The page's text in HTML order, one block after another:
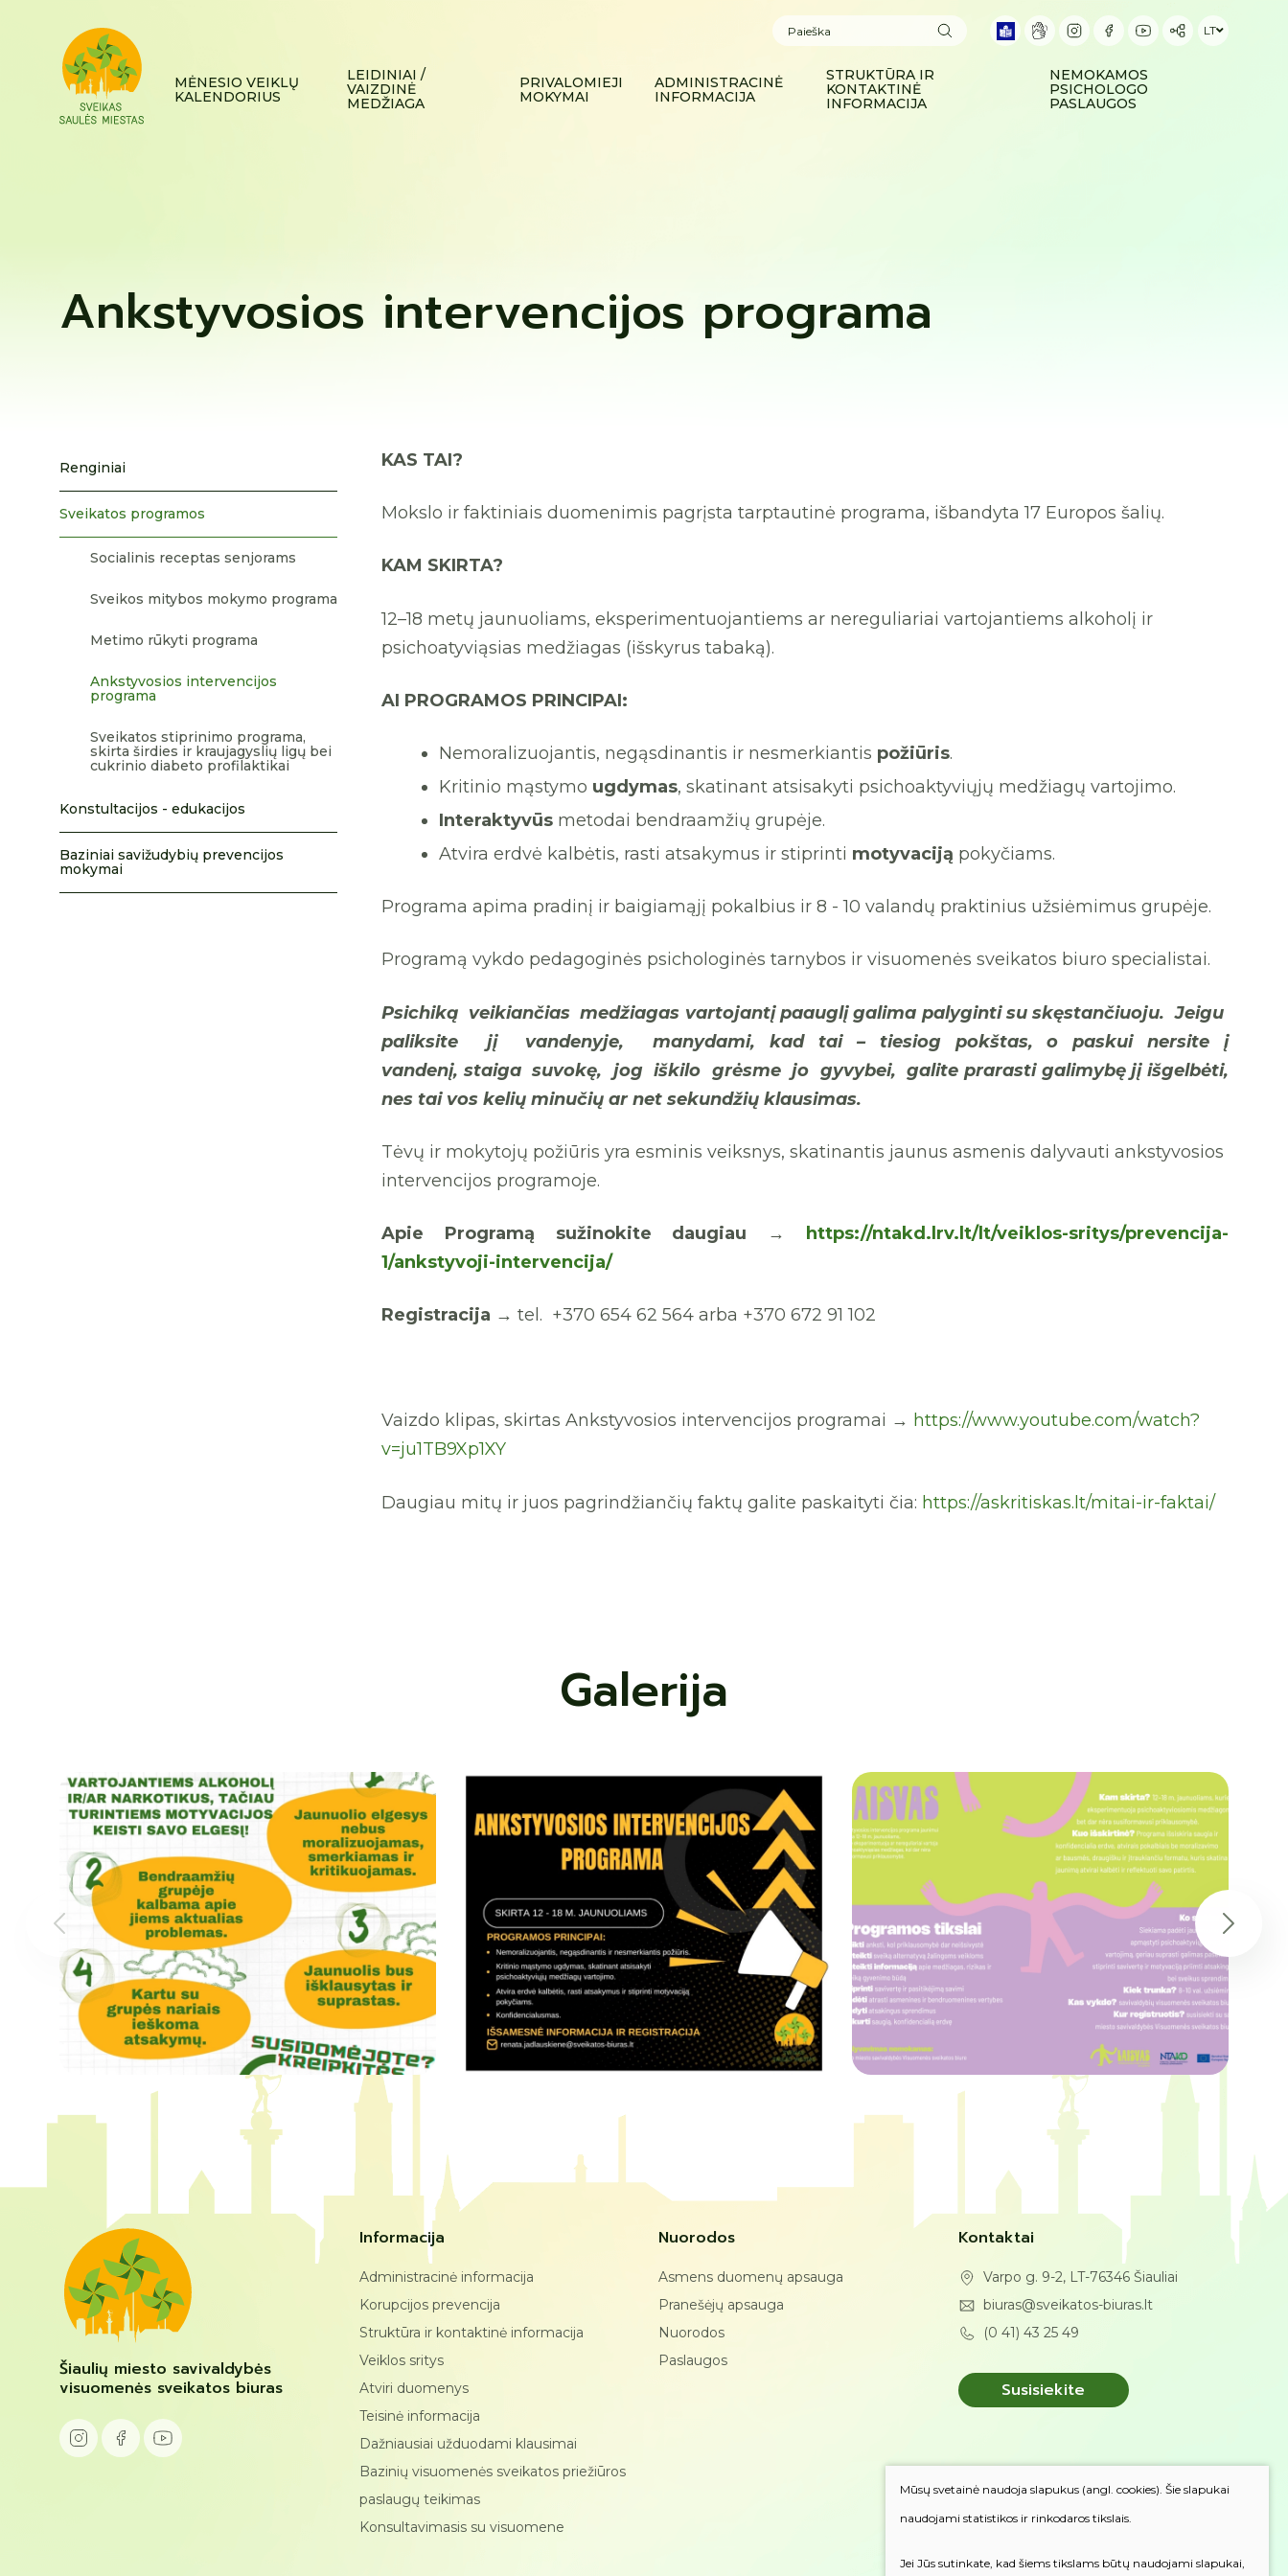
LT
MĖNESIO VEIKLŲ
KALENDORIUS
LEIDINIAI /
VAIZDINĖ
MEDŽIAGA
PRIVALOMIEJI
MOKYMAI
ADMINISTRACINĖ
INFORMACIJA
STRUKTŪRA IR
KONTAKTINĖ
INFORMACIJA
NEMOKAMOS
PSICHOLOGO
PASLAUGOS
Ankstyvosios intervencijos programa
Renginiai
Sveikatos programos
Socialinis receptas senjorams
Sveikos mitybos mokymo programa
Metimo rūkyti programa
Ankstyvosios intervencijos
programa
Sveikatos stiprinimo programa,
skirta širdies ir kraujagyslių ligų bei
cukrinio diabeto profilaktikai
Konstultacijos - edukacijos
Baziniai savižudybių prevencijos
mokymai
KAS TAI?
Mokslo ir faktiniais duomenimis pagrįsta tarptautinė programa, išbandyta 17 Europos šalių.
KAM SKIRTA?
12–18 metų jaunuoliams, eksperimentuojantiems ar nereguliariai vartojantiems alkoholį ir
psichoatyviąsias medžiagas (išskyrus tabaką).
AI PROGRAMOS PRINCIPAI:
Nemoralizuojantis, negąsdinantis ir nesmerkiantis požiūris.
Kritinio mąstymo ugdymas, skatinant atsisakyti psichoaktyviųjų medžiagų vartojimo.
Interaktyvūs metodai bendraamžių grupėje.
Atvira erdvė kalbėtis, rasti atsakymus ir stiprinti motyvaciją pokyčiams.
Programa apima pradinį ir baigiamąjį pokalbius ir 8 - 10 valandų praktinius užsiėmimus grupėje.
Programą vykdo pedagoginės psichologinės tarnybos ir visuomenės sveikatos biuro specialistai.
Psichiką veikiančiasmedžiagas vartojantį paauglį galima palyginti suskęstančiuoju. Jeigu
paliksite jį vandenyje, manydami,kad tai – tiesiog pokštas, o paskui nersite į
vandenį, staigasuvokę, jog iškilo grėsme jo gyvybei, galite prarasti galimybę jį išgelbėti,
nes tai vos kelių minučių ar net sekundžių klausimas.
Tėvų ir mokytojų požiūris yra esminis veiksnys, skatinantis jaunus asmenis dalyvauti ankstyvosios
intervencijos programoje.
Apie Programą sužinokite daugiau →
https://ntakd.lrv.lt/lt/veiklos-sritys/prevencija-
1/ankstyvoji-intervencija/
Registracija → tel. +370 654 62 564 arba +370 672 91 102
Vaizdo klipas, skirtas Ankstyvosios intervencijos programai → https://www.youtube.com/watch?
v=ju1TB9Xp1XY
Daugiau mitų ir juos pagrindžiančių faktų galite paskaityti čia: https://askritiskas.lt/mitai-ir-faktai/
Galerija
Šiaulių miesto savivaldybės
visuomenės sveikatos biuras
Informacija
Administracinė informacija
Korupcijos prevencija
Struktūra ir kontaktinė informacija
Veiklos sritys
Atviri duomenys
Teisinė informacija
Dažniausiai užduodami klausimai
Bazinių visuomenės sveikatos priežiūros
paslaugų teikimas
Konsultavimasis su visuomene
Nuorodos
Asmens duomenų apsauga
Pranešėjų apsauga
Nuorodos
Paslaugos
Kontaktai
Varpo g. 9-2, LT-76346 Šiauliai
biuras@sveikatos-biuras.lt
(0 41) 43 25 49
Susisiekite
Mūsų svetainė naudoja slapukus (angl. cookies). Šie slapukai
naudojami statistikos ir rinkodaros tikslais.
Jei Jūs sutinkate, kad šiems tikslams būtų naudojami slapukai,